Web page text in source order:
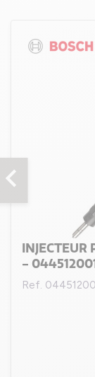
INJECTEUR
-
Ref.